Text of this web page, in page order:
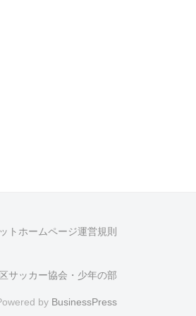
トホームページ運営規則
サッカー協会・少年の部
by BusinessPress